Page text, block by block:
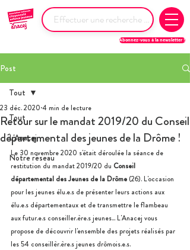
Abonnez-vous à la newsletter !
Post
Tout
L'Anacej
Notre réseau
Tout
Retour sur le mandat 2019/20 du Conseil
départemental des jeunes de la Drôme !
23 déc. 2020 4 min de lecture
Le 30 novembre 2020 s'était déroulée la séance de
restitution du mandat 2019/20 du Conseil
départemental des Jeunes de la Drôme (26). L'occasion
pour les jeunes élu.e.s de présenter leurs actions aux
élu.e.s départementaux et de transmettre le flambeau
aux futur.e.s conseiller.ère.s jeunes... L'Anacej vous
propose de découvrir l'ensemble des projets réalisés par
les 54 conseillèr.ère.s jeunes drômois.e.s.